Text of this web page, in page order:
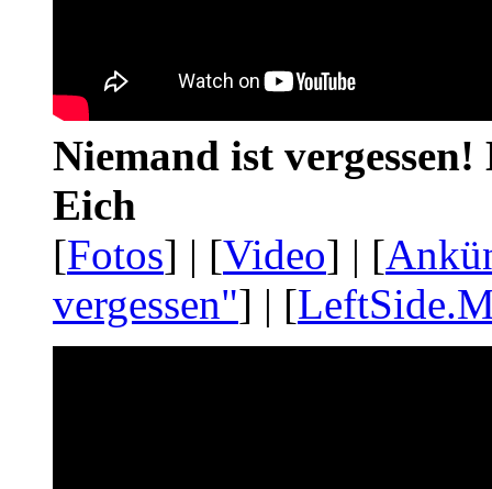
Niemand ist
Eich
[Fotos] | [Video] | [
vergessen"] | [